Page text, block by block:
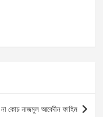
না কোচ নাজমুল আবেদীন ফাহিম